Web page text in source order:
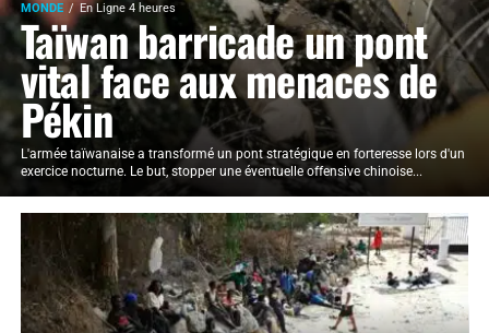
MONDE En Ligne 4 heures
Taïwan barricade un pont
vital face aux menaces de
Pékin
L'armée taïwanaise a transformé un pont stratégique en forteresse lors d'un
exercice nocturne. Le but, stopper une éventuelle offensive chinoise...